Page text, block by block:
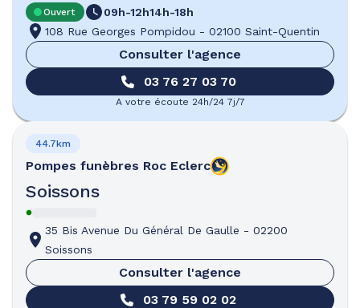
Ouvert 09h-12h14h-18h
108 Rue Georges Pompidou - 02100 Saint-Quentin
Consulter l'agence
03 76 27 03 70
A votre écoute 24h/24 7j/7
Pompes funèbres Roc Eclerc
Soissons
44.7km
35 Bis Avenue Du Général De Gaulle - 02200
Soissons
Consulter l'agence
03 79 59 02 02